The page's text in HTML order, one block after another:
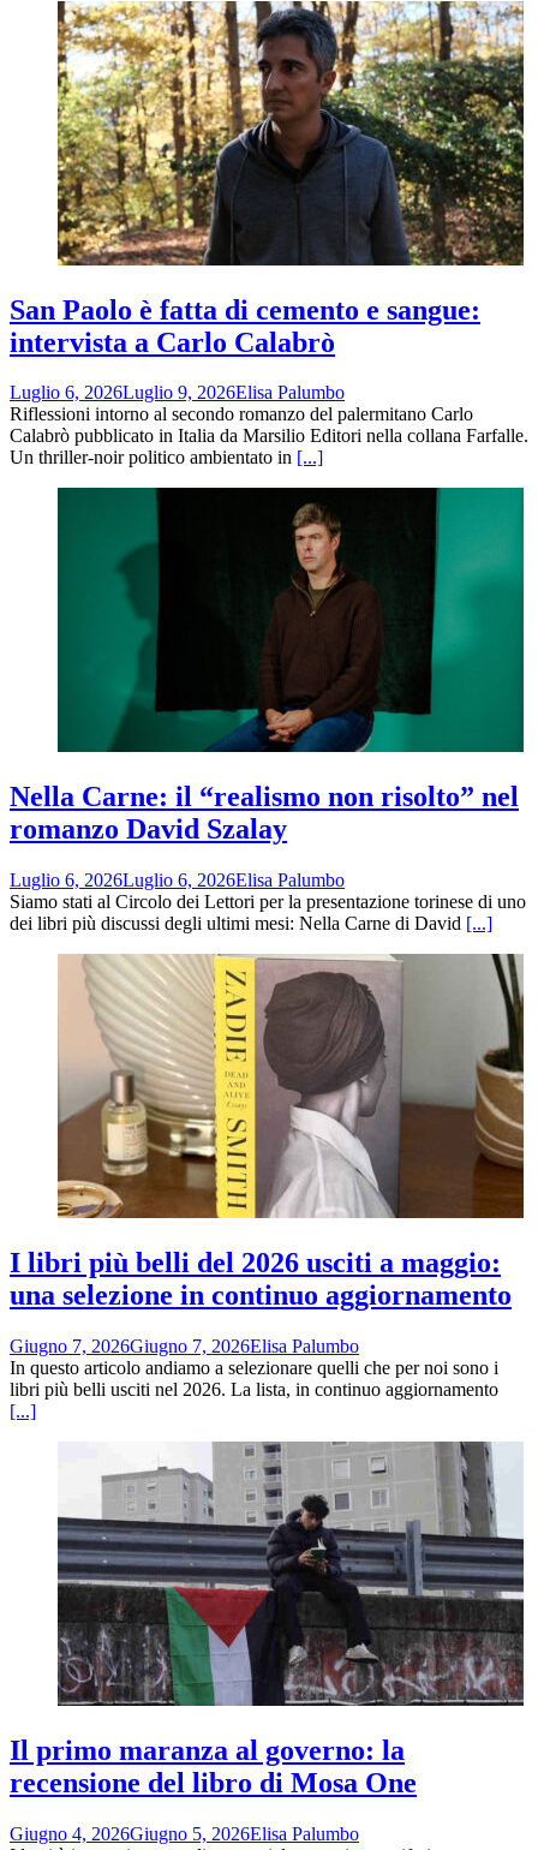
San Paolo è fatta di cemento e sangue:
intervista a Carlo Calabrò
Luglio 6, 2026Luglio 9, 2026Elisa Palumbo
Riflessioni intorno al secondo romanzo del palermitano Carlo
Calabrò pubblicato in Italia da Marsilio Editori nella collana Farfalle.
Un thriller-noir politico ambientato in [...]
Nella Carne: il “realismo non risolto” nel
romanzo David Szalay
Luglio 6, 2026Luglio 6, 2026Elisa Palumbo
Siamo stati al Circolo dei Lettori per la presentazione torinese di uno
dei libri più discussi degli ultimi mesi: Nella Carne di David [...]
I libri più belli del 2026 usciti a maggio:
una selezione in continuo aggiornamento
Giugno 7, 2026Giugno 7, 2026Elisa Palumbo
In questo articolo andiamo a selezionare quelli che per noi sono i
libri più belli usciti nel 2026. La lista, in continuo aggiornamento
[...]
Il primo maranza al governo: la
recensione del libro di Mosa One
Giugno 4, 2026Giugno 5, 2026Elisa Palumbo